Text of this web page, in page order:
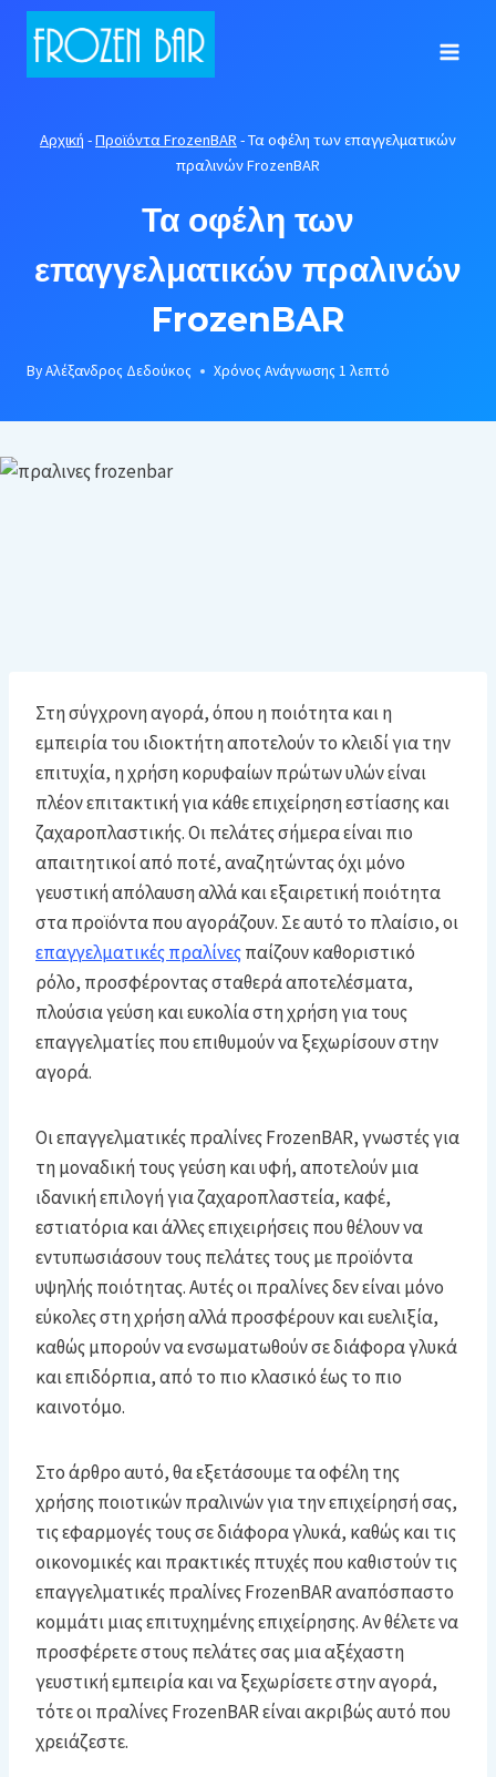
Skip
content
Αρχική -Προϊόντα FrozenBAR -Τα οφέλη των επαγγελματικών
πραλινών FrozenBAR
Τα οφέλη των
επαγγελματικών πραλινών
FrozenBAR
ByΑλέξανδρος Δεδούκος Χρόνος Ανάγνωσης 1λεπτό
Στη σύγχρονη αγορά, όπου η ποιότητα και η
εμπειρία του ιδιοκτήτη αποτελούν το κλειδί για την
επιτυχία, η χρήση κορυφαίων πρώτων υλών είναι
πλέον επιτακτική για κάθε επιχείρηση εστίασης και
ζαχαροπλαστικής. Οι πελάτες σήμερα είναι πιο
απαιτητικοί από ποτέ, αναζητώντας όχι μόνο
γευστική απόλαυση αλλά και εξαιρετική ποιότητα
στα προϊόντα που αγοράζουν. Σε αυτό το πλαίσιο, οι
επαγγελματικές πραλίνεςπαίζουν καθοριστικό
ρόλο, προσφέροντας σταθερά αποτελέσματα,
πλούσια γεύση και ευκολία στη χρήση για τους
επαγγελματίες που επιθυμούν να ξεχωρίσουν στην
αγορά.
Οι επαγγελματικές πραλίνες FrozenBAR, γνωστές για
τη μοναδική τους γεύση και υφή, αποτελούν μια
ιδανική επιλογή για ζαχαροπλαστεία, καφέ,
εστιατόρια και άλλες επιχειρήσεις που θέλουν να
εντυπωσιάσουν τους πελάτες τους με προϊόντα
υψηλής ποιότητας. Αυτές οι πραλίνες δεν είναι μόνο
εύκολες στη χρήση αλλά προσφέρουν και ευελιξία,
καθώς μπορούν να ενσωματωθούν σε διάφορα γλυκά
και επιδόρπια, από το πιο κλασικό έως το πιο
καινοτόμο.
Στο άρθρο αυτό, θα εξετάσουμε τα οφέλη της
χρήσης ποιοτικών πραλινών για την επιχείρησή σας,
τις εφαρμογές τους σε διάφορα γλυκά, καθώς και τις
οικονομικές και πρακτικές πτυχές που καθιστούν τις
επαγγελματικές πραλίνες FrozenBAR αναπόσπαστο
κομμάτι μιας επιτυχημένης επιχείρησης. Αν θέλετε να
προσφέρετε στους πελάτες σας μια αξέχαστη
γευστική εμπειρία και να ξεχωρίσετε στην αγορά,
τότε οι πραλίνες FrozenBAR είναι ακριβώς αυτό που
χρειάζεστε.